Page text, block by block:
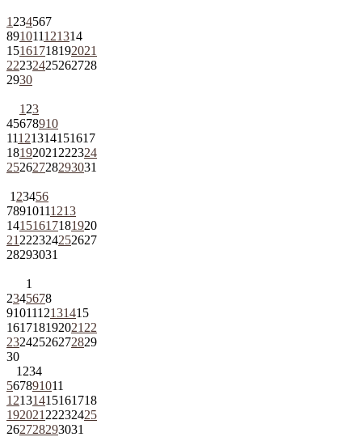
1 234567
891011121314
15161718192021
22232425262728
2930
1 23
45678910
11121314151617
18192021 222324
25262728293031
1 23456
78910111213
14151617181920
21 222324252627
28293031
1
2345678
9101112131415
161718192021 22
23242526272829
30
1 234
567891011
12131415161718
192021 22232425
262728293031